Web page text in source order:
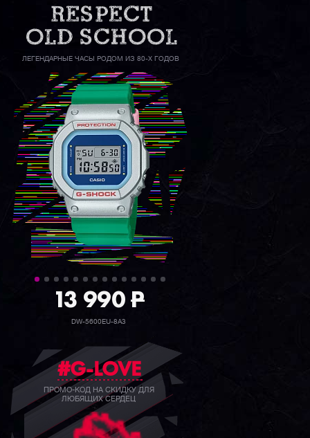
ЛЕГЕНДАРНЫЕ ЧАСЫ РОДОМ ИЗ 80-Х ГОДОВ
39 990P
GW-B5600BC-1B
#G-LOVE
ПРОМО-КОД НА СКИДКУ ДЛЯ
ЛЮБЯЩИХ СЕРДЕЦ